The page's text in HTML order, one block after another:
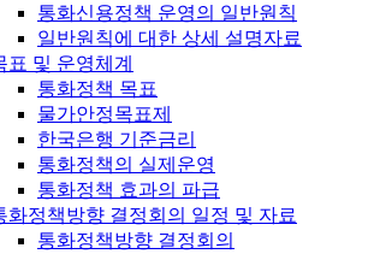
통화신용정책 운영의 일반원칙
일반원칙에 대한 상세 설명자료
표 및 운영체계
통화정책 목표
물가안정목표제
한국은행 기준금리
통화정책의 실제운영
통화정책 효과의 파급
화정책방향 결정회의 일정 및 자료
통화정책방향 결정회의